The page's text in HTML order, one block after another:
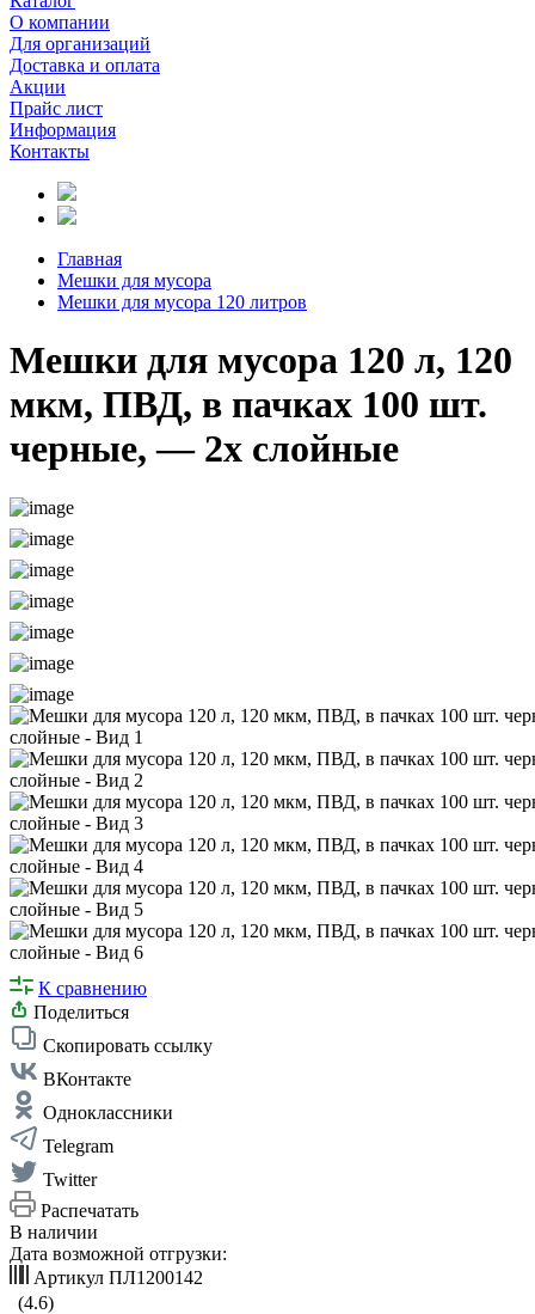
О компании
Для организаций
Доставка и оплата
Акции
Прайс лист
Информация
Контакты
Главная
Мешки для мусора
Мешки для мусора 120 литров
Мешки для мусора 120 л, 120
мкм, ПВД, в пачках 100 шт.
черные, — 2х слойные
К сравнению
Поделиться
Скопировать ссылку
ВКонтакте
Одноклассники
Telegram
Twitter
Распечатать
В наличии
Дата возможной отгрузки:
Артикул ПЛ1200142
(4.6)